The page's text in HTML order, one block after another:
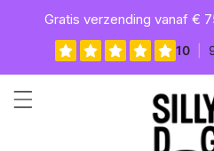
naar artikel
Gratis verzending vanaf